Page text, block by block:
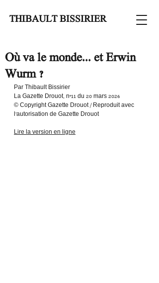
THIBAULT BISSIRIER
Où va le monde... et Erwin
Wurm ?
Par Thibault Bissirier
La Gazette Drouot, n°11 du 20 mars 2026
© Copyright Gazette Drouot / Reproduit avec
l'autorisation de Gazette Drouot
Lire la version en ligne